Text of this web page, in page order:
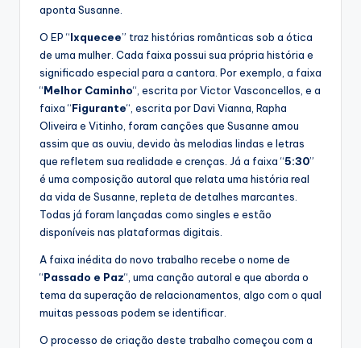
aponta Susanne.
O EP “Ixquecee” traz histórias românticas sob a ótica
de uma mulher. Cada faixa possui sua própria história e
significado especial para a cantora. Por exemplo, a faixa
“Melhor Caminho“, escrita por Victor Vasconcellos, e a
faixa “Figurante“, escrita por Davi Vianna, Rapha
Oliveira e Vitinho, foram canções que Susanne amou
assim que as ouviu, devido às melodias lindas e letras
que refletem sua realidade e crenças. Já a faixa “5:30”
é uma composição autoral que relata uma história real
da vida de Susanne, repleta de detalhes marcantes.
Todas já foram lançadas como singles e estão
disponíveis nas plataformas digitais.
A faixa inédita do novo trabalho recebe o nome de
“Passado e Paz“, uma canção autoral e que aborda o
tema da superação de relacionamentos, algo com o qual
muitas pessoas podem se identificar.
O processo de criação deste trabalho começou com a